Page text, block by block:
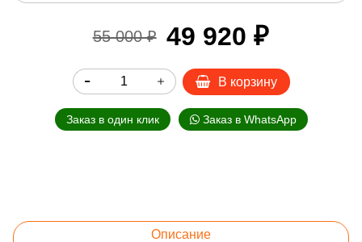
55 000 ₽ 49 920 ₽
В корзину
Заказ в один клик Заказ в WhatsApp
Описание